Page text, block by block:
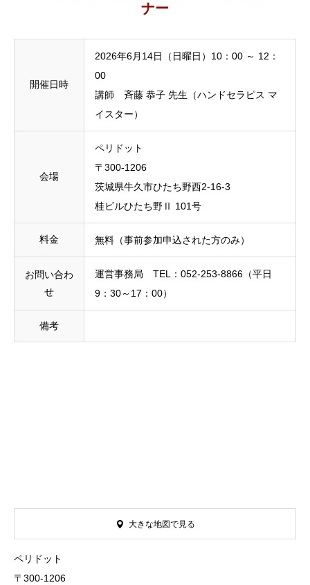
ナー
開催日時
2026年6月14日（日曜日）10：00 ～ 12：
00
講師 斉藤 恭子 先生（ハンドセラピス マ
イスター）
会場
ペリドット
〒300-1206
茨城県牛久市ひたち野西2-16-3
桂ビルひたち野Ⅱ 101号
料金 無料（事前参加申込された方のみ）
お問い合わ
せ
運営事務局 TEL：052-253-8866（平日
9：30～17：00）
備考
ペリドット
〒300-1206
大きな地図で見る